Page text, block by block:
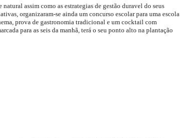
assim como as estrategias de gestão duravel do seus
organizaram-se ainda um concurso escolar para uma escola
prova de gastronomia tradicional e um cocktail com
para as seis da manhã, terá o seu ponto alto na plantação